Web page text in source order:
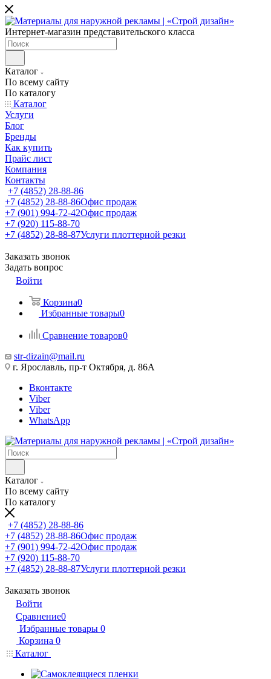
Интернет-магазин представительского класса
Каталог
По всему сайту
По каталогу
Каталог
Услуги
Блог
Бренды
Как купить
Прайс лист
Компания
Контакты
+7 (4852) 28-88-86
+7 (4852) 28-88-86Офис продаж
+7 (901) 994-72-42Офис продаж
+7 (920) 115-88-70
+7 (4852) 28-88-87Услуги плоттерной резки
Заказать звонок
Задать вопрос
Войти
Корзина0
Избранные товары0
Сравнение товаров0
str-dizain@mail.ru
г. Ярославль, пр-т Октября, д. 86А
Вконтакте
Viber
Viber
WhatsApp
Каталог
По всему сайту
По каталогу
+7 (4852) 28-88-86
+7 (4852) 28-88-86Офис продаж
+7 (901) 994-72-42Офис продаж
+7 (920) 115-88-70
+7 (4852) 28-88-87Услуги плоттерной резки
Заказать звонок
Войти
Сравнение0
Избранные товары 0
Корзина 0
Каталог